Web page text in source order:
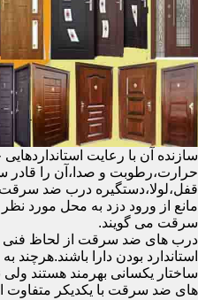
سازنده آن با رعایت
حرارت،رطوبت و صدا،آن را قادر
قفل،لولا،دستگیره درب ضد سرقت
مانع از ورود دزد به محل مورد
سرقت می گویند.
درب های ضد سرقت از لحاظ فنی و
استاندارد بودن دارا
ساختار یکسانی بهرمند هستند
های ضد سرقت با یکدیکر